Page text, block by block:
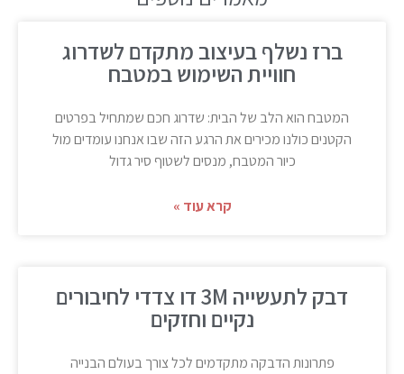
ברז נשלף בעיצוב מתקדם לשדרוג
חוויית השימוש במטבח
המטבח הוא הלב של הבית: שדרוג חכם שמתחיל בפרטים
הקטנים כולנו מכירים את הרגע הזה שבו אנחנו עומדים מול
כיור המטבח, מנסים לשטוף סיר גדול
קרא עוד »
דבק לתעשייה 3M דו צדדי לחיבורים
נקיים וחזקים
פתרונות הדבקה מתקדמים לכל צורך בעולם הבנייה